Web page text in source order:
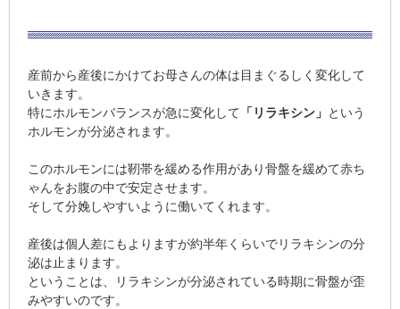
産前から産後にかけてお母さんの体は目まぐるしく変化して
いきます。
特にホルモンバランスが急に変化して 「リラキシン」 という
ホルモンが分泌されます。
このホルモンには靭帯を緩める作用があり骨盤を緩めて赤ち
ゃんをお腹の中で安定させます。
そして分娩しやすいように働いてくれます。
産後は個人差にもよりますが約半年くらいでリラキシンの分
泌は止まります。
ということは、
リラキシンが分泌されている時期に骨盤が歪
みやすいのです。